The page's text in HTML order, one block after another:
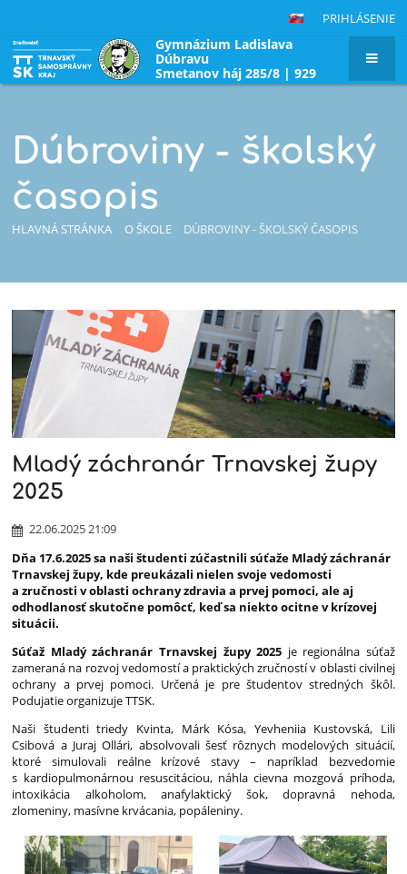
PRIHLÁSENIE
Gymnázium Ladislava
Dúbravu
Smetanov háj 285/8 | 929
01 Dunajská Streda|
Dúbroviny - školský
časopis
HLAVNÁ STRÁNKA O ŠKOLE DÚBROVINY - ŠKOLSKÝ ČASOPIS
Dúbroviny
-
školský
časopis
Mladý záchranár Trnavskej župy
2025
22.06.2025 21:09
Dňa 17.6.2025 sa naši študenti zúčastnili súťaže Mladý záchranár
Trnavskej župy, kde preukázali nielen svoje vedomosti
a zručnosti v oblasti ochrany zdravia a prvej pomoci, ale aj
odhodlanosť skutočne pomôcť, keď sa niekto ocitne v krízovej
situácii.
Súťaž Mladý záchranár Trnavskej župy 2025 je regionálna súťaž
zameraná na rozvoj vedomostí a praktických zručností v oblasti civilnej
ochrany a prvej pomoci. Určená je pre študentov stredných škôl.
Podujatie organizuje TTSK.
Naši študenti triedy Kvinta, Márk Kósa, Yevheniia Kustovská, Lili
Csibová a Juraj Ollári, absolvovali šesť rôznych modelových situácií,
ktoré simulovali reálne krízové stavy – napríklad bezvedomie
s kardiopulmonárnou resuscitáciou, náhla cievna mozgová príhoda,
intoxikácia alkoholom, anafylaktický šok, dopravná nehoda,
zlomeniny, masívne krvácania, popáleniny.